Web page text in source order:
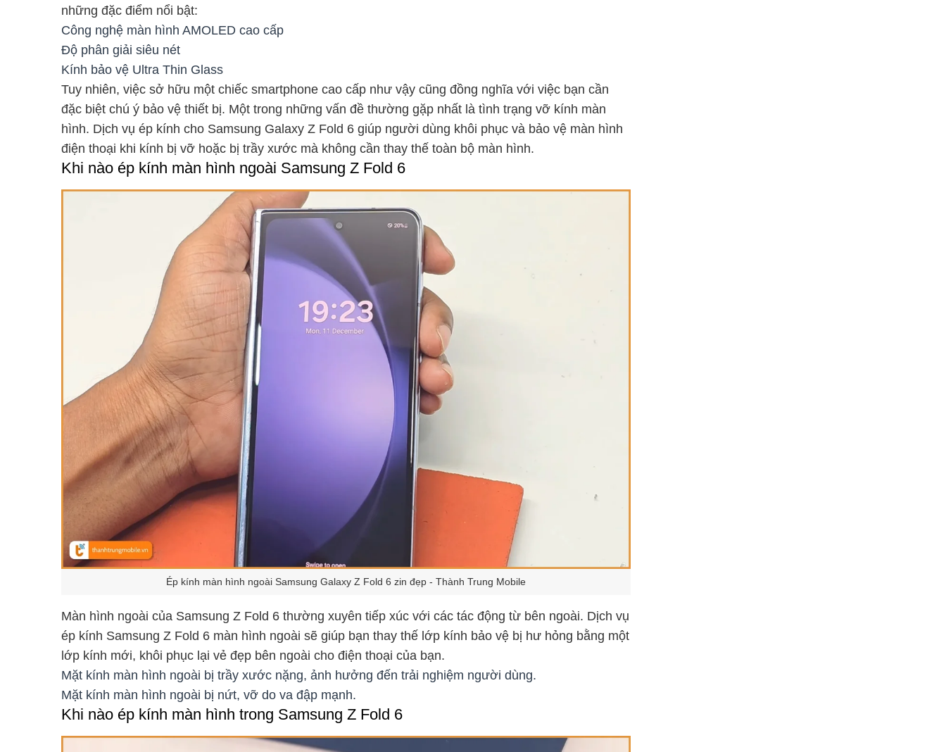
những đặc điểm nổi bật:
Công nghệ màn hình AMOLED cao cấp
Độ phân giải siêu nét
Kính bảo vệ Ultra Thin Glass
Tuy nhiên, việc sở hữu một chiếc smartphone cao cấp như vậy cũng đồng nghĩa với việc bạn cần
đặc biệt chú ý bảo vệ thiết bị. Một trong những vấn đề thường gặp nhất là tình trạng vỡ kính màn
hình. Dịch vụ ép kính cho Samsung Galaxy Z Fold 6 giúp người dùng khôi phục và bảo vệ màn hình
điện thoại khi kính bị vỡ hoặc bị trầy xước mà không cần thay thế toàn bộ màn hình.
Khi nào ép kính màn hình ngoài Samsung Z Fold 6
Ép kính màn hình ngoài Samsung Galaxy Z Fold 6 zin đẹp - Thành Trung Mobile
Màn hình ngoài của Samsung Z Fold 6 thường xuyên tiếp xúc với các tác động từ bên ngoài. Dịch vụ
ép kính Samsung Z Fold 6 màn hình ngoài sẽ giúp bạn thay thế lớp kính bảo vệ bị hư hỏng bằng một
lớp kính mới, khôi phục lại vẻ đẹp bên ngoài cho điện thoại của bạn.
Mặt kính màn hình ngoài bị trầy xước nặng, ảnh hưởng đến trải nghiệm người dùng.
Mặt kính màn hình ngoài bị nứt, vỡ do va đập mạnh.
Khi nào ép kính màn hình trong Samsung Z Fold 6